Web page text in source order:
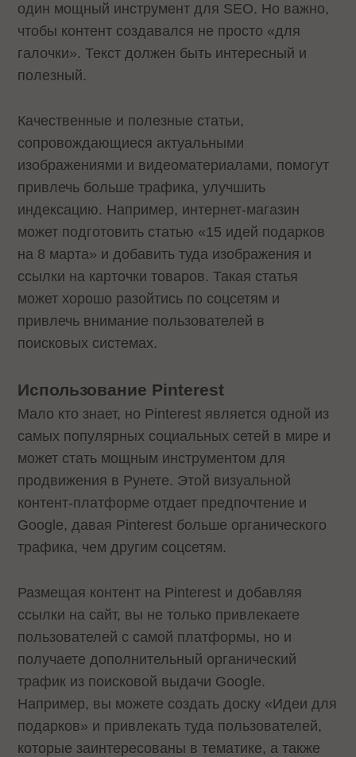
один мощный инструмент для SEO. Но важно,
чтобы контент создавался не просто «для
галочки». Текст должен быть интересный и
полезный.
Качественные и полезные статьи,
сопровождающиеся актуальными
изображениями и видеоматериалами, помогут
привлечь больше трафика, улучшить
индексацию. Например, интернет-магазин
может подготовить статью «15 идей подарков
на 8 марта» и добавить туда изображения и
ссылки на карточки товаров. Такая статья
может хорошо разойтись по соцсетям и
привлечь внимание пользователей в
поисковых системах.
Использование Pinterest
Мало кто знает, но Pinterest является одной из
самых популярных социальных сетей в мире и
может стать мощным инструментом для
продвижения в Рунете. Этой визуальной
контент-платформе отдает предпочтение и
Google, давая Pinterest больше органического
трафика, чем другим соцсетям.
Размещая контент на Pinterest и добавляя
ссылки на сайт, вы не только привлекаете
пользователей с самой платформы, но и
получаете дополнительный органический
трафик из поисковой выдачи Google.
Например, вы можете создать доску «Идеи для
подарков» и привлекать туда пользователей,
которые заинтересованы в тематике, а также